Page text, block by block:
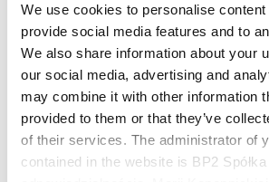
We use cookies to personalise
provide social media features and to
We also share information about your
our social media, advertising and
may combine it with other information
provided to them or that they’ve
of their services. The administrator of
contained in the website is BP2
Pomocne linki
Powłoki, kolorystyka i
Rejestracja gwarancji
Realizacje i inspiracje
Pliki do pobrania
Baza wiedzy
Gdzie kupić?
Znajdź wykonawcę
Biblioteki BIM
Najczęściej Zadawane